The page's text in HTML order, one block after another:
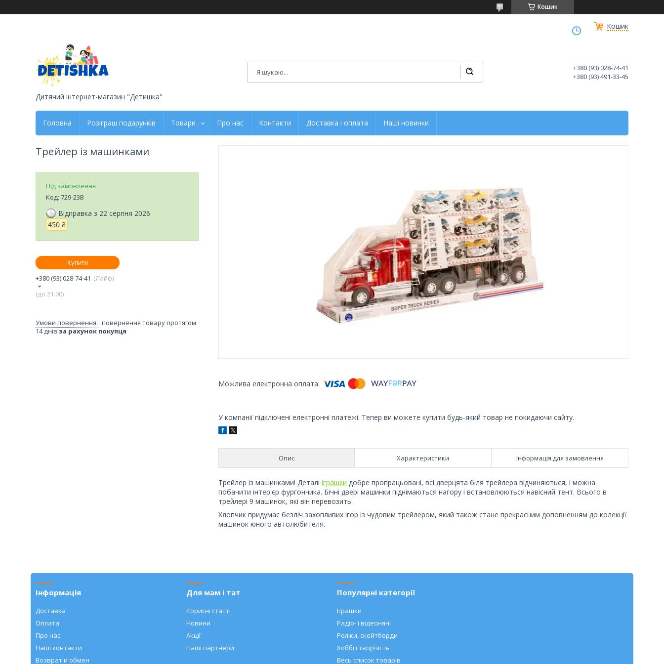
Кошик
Кошик
Дитячий інтернет-магазин "Детишка"
+380 (93) 028-74-41
+380 (93) 491-33-45
Головна Розіграш подарунків Товари Про нас Контакти Доставка і оплата Наші новинки
У компанії підключені електронні платежі. Тепер ви можете купити будь-який товар не покидаючи сайту.
Опис Характеристики Інформація для замовлення
Трейлер із машинками! Деталі іграшки добре пропрацьовані, всі дверцята біля трейлера відчиняються, і можна
побачити інтер'єр фургончика. Бічні двері машинки піднімаються нагору і встановлюються навісний тент. Всього в
трейлері 9 машинок, які він перевозить.
Хлопчик придумає безліч захопливих ігор із чудовим трейлером, який також стане прекрасним доповненням до колекції
машинок юного автолюбителя.
Трейлер із машинками
Під замовлення
Код: 729-23В
Відправка з 22 серпня 2026
450 ₴
Купити
+380 (93) 028-74-41
Лайф
(до 21.00)
повернення товару протягом
14 днів за рахунок покупця
Інформація
Доставка
Оплата
Про нас
Наші контакти
Возврат и обмен
Для мам і тат
Корисні статті
Новини
Акції
Наші партнери
Популярні категорії
Іграшки
Радіо- і відеоняні
Роліки, скейтборди
Хоббі і творчість
Весь список товарів